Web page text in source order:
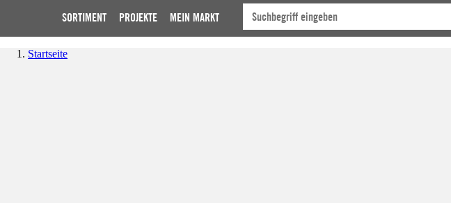
SORTIMENT PROJEKTE MEIN MARKT
Startseite